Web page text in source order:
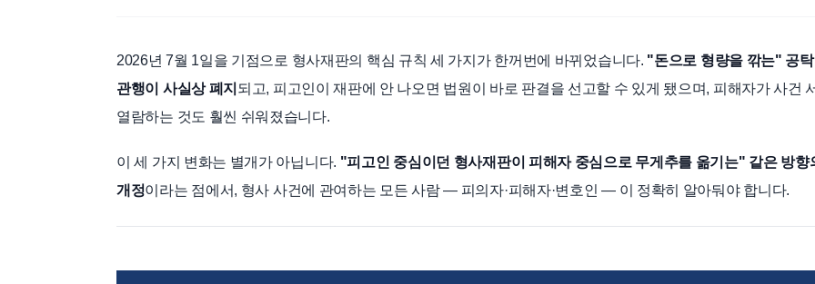
2026년 7월 1일을 기점으로 형사재판의 핵심 규칙 세 가지가 한꺼번에 바뀌었습니다. "돈으로 형량을 깎는" 공탁
관행이 사실상 폐지 되고, 피고인이 재판에 안 나오면 법원이 바로 판결을 선고할 수 있게 됐으며, 피해자가 사건
열람하는 것도 훨씬 쉬워졌습니다.
이 세 가지 변화는 별개가 아닙니다. "피고인 중심이던 형사재판이 피해자 중심으로 무게추를 옮기는" 같은 방향
개정이라는 점에서, 형사 사건에 관여하는 모든 사람 — 피의자·피해자·변호인 — 이 정확히 알아둬야 합니다.